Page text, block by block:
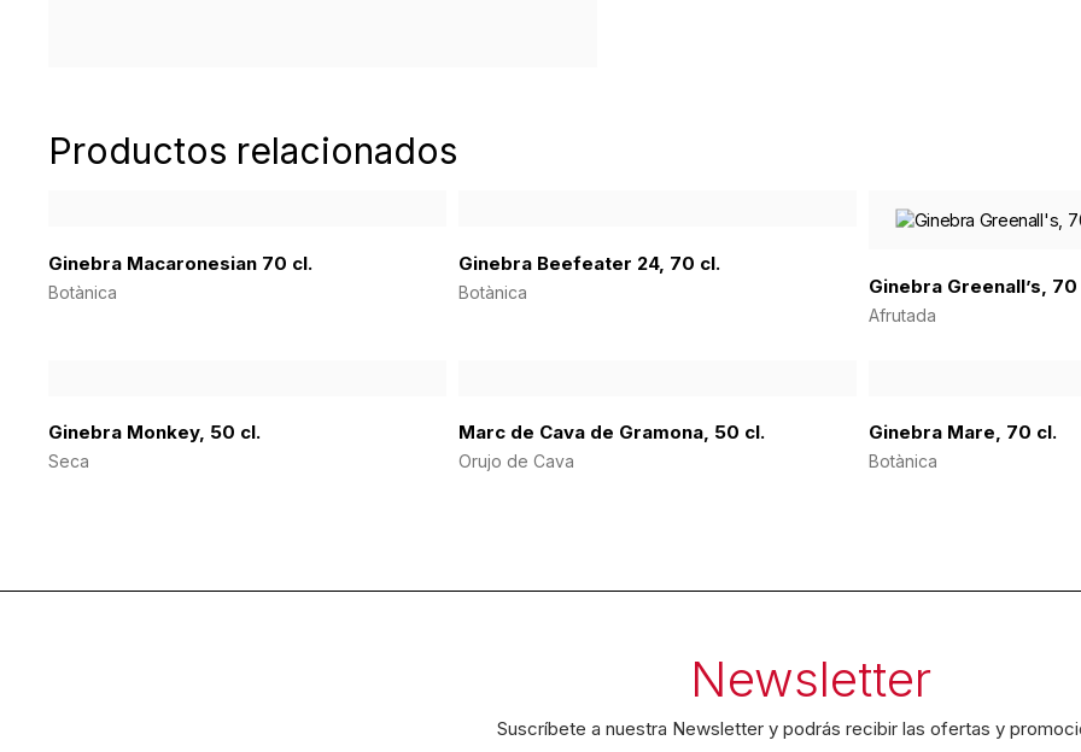
Productos relacionados
Ginebra Macaronesian 70 cl.
Botànica
Ginebra Beefeater 24, 70 cl.
Botànica Ginebra Greenall’s,
Afrutada
Ginebra Monkey, 50 cl.
Seca
Marc de Cava de Gramona, 50 cl.
Orujo de Cava
Ginebra Mare, 70 cl.
Botànica
Newsletter
Suscríbete a nuestra Newsletter y podrás recibir las ofertas y